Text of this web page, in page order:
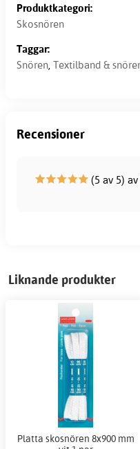
Produktkategori:
Skosnören
Taggar:
Snören, Textilband &
Recensioner
(5 av 5)
Liknande produkter
Platta skosnören 8x900 mm